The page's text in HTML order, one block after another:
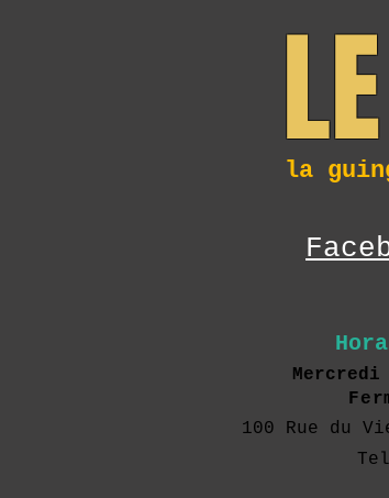
la
100 Rue du